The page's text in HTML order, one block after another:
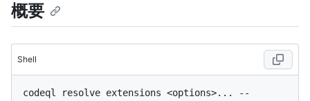
概要
Shell
codeql resolve extensions <options>... --